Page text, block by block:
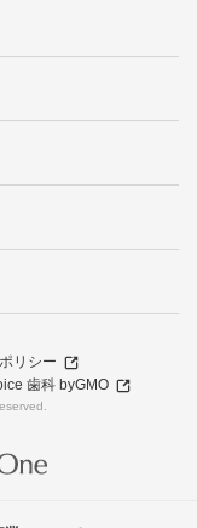
リシー
歯科 byGMO